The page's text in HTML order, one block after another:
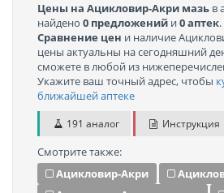
Цены на Ацикловир-Акри мазь в
найдено 0 предложений и0 аптек.
Сравнение цен и наличие
цены актуальны на сегодняшний
сможете в любой из
Укажите ваш точный адрес, чтобы
ближайшей аптеке
191 аналог Инструкция
Смотрите также:
Ацикловир-Акри